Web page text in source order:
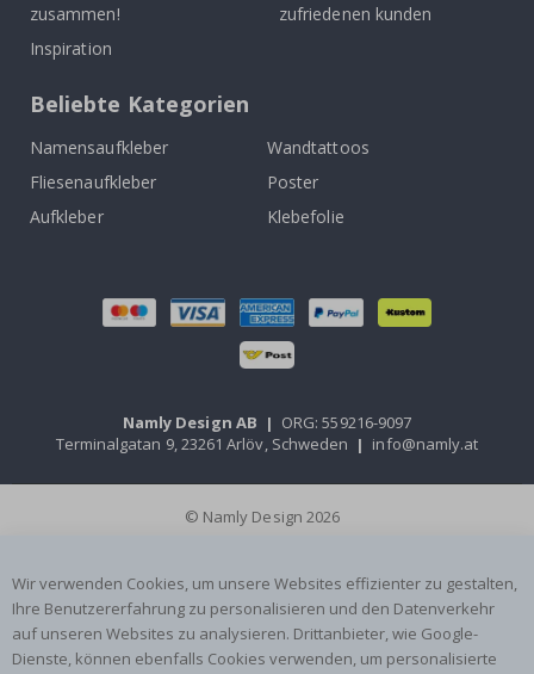
zusammen!
Inspiration
zufriedenen kunden
Beliebte Kategorien
Namensaufkleber
Wandtattoos
Fliesenaufkleber
Poster
Aufkleber
Klebefolie
Namly Design AB | ORG: 559216-9097
Terminalgatan 9, 23261 Arlöv, Schweden | info@namly.at
© Namly Design 2026
Wir verwenden Cookies, um unsere Websites effizienter zu gestalten,
Ihre Benutzererfahrung zu personalisieren und den Datenverkehr
auf unseren Websites zu analysieren. Drittanbieter, wie Google-
Dienste, können ebenfalls Cookies verwenden, um personalisierte